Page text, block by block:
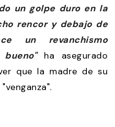
un golpe duro en la
rencor y debajo de
un revanchismo
ha asegurado
que la madre de su